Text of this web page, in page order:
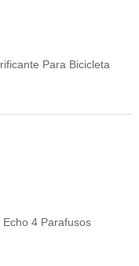
Para Bicicleta
4 Parafusos